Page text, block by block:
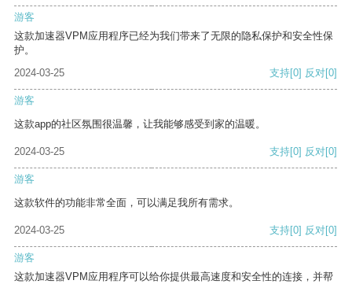
游客
这款加速器VPM应用程序已经为我们带来了无限的隐私保护和安全性保
护。
2024-03-25
支持[0] 反对[0]
游客
这款app的社区氛围很温馨，让我能够感受到家的温暖。
2024-03-25 支持[0] 反对[0]
游客
这款软件的功能非常全面，可以满足我所有需求。
2024-03-25 支持[0] 反对[0]
游客
这款加速器VPM应用程序可以给你提供最高速度和安全性的连接，并帮